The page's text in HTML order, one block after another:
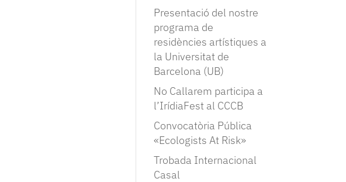
Presentació del nostre
programa de
residències artístiques a
la Universitat de
Barcelona (UB)
No Callarem participa a
l’IrídiaFest al CCCB
Convocatòria Pública
«Ecologists At Risk»
Trobada Internacional
Casal